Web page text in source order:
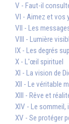
V - Faut-il
VI - Aimez et vos
VII - Les
VIII - Lumière
IX - Les degrés
X - L'œil spirituel
XI - La vision de
XII - Le véritable
XIII - Rêve et
XIV - Le sommeil,
XV - Se protéger